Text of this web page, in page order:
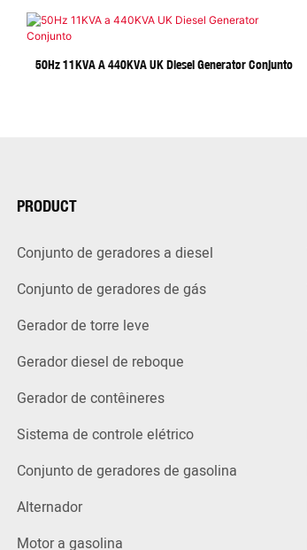
50Hz 11KVA A 440KVA UK Diesel Generator Conjunto
PRODUCT
Conjunto de geradores a diesel
Conjunto de geradores de gás
Gerador de torre leve
Gerador diesel de reboque
Gerador de contêineres
Sistema de controle elétrico
Conjunto de geradores de gasolina
Alternador
Motor a gasolina